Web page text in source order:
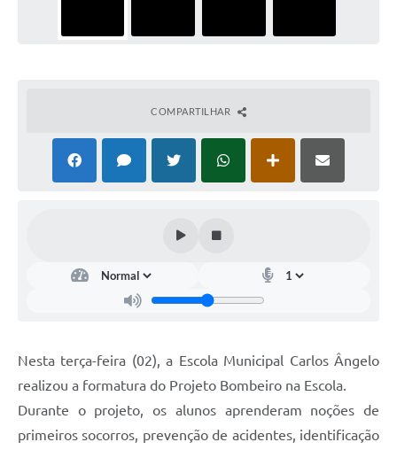
COMPARTILHAR
Nesta terça-feira (02), a Escola Municipal Carlos Ângelo
realizou a formatura do Projeto Bombeiro na Escola.
Durante o projeto, os alunos aprenderam noções de
primeiros socorros, prevenção de acidentes, identificação